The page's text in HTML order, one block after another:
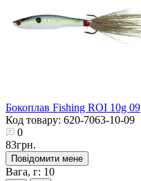
Бокоплав Fishing ROI 10g 09
Код товару: 620-7063-10-09
0
83грн.
Повідомити мене
Вага, г: 10